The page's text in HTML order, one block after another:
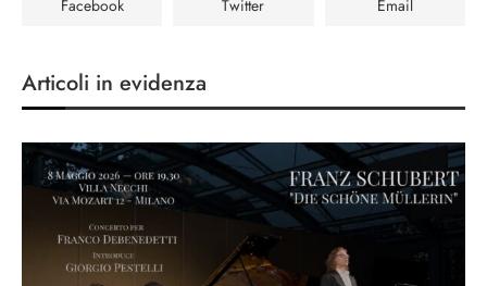
Facebook Twitter Email
Articoli in evidenza